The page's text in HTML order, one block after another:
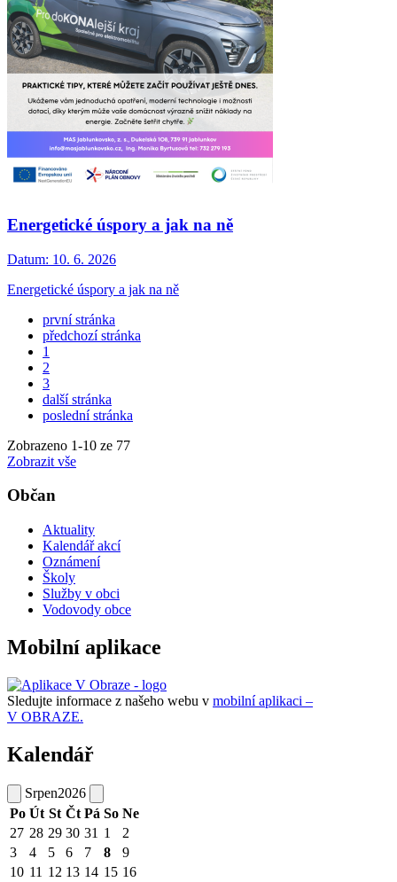
Energetické úspory a jak na ně
Datum: 10. 6. 2026
Energetické úspory a jak na ně
první stránka
předchozí stránka
1
2
3
další stránka
poslední stránka
Zobrazeno 1-10 ze 77
Zobrazit vše
Občan
Aktuality
Kalendář akcí
Oznámení
Školy
Služby v obci
Vodovody obce
Mobilní aplikace
Sledujte informace z našeho webu v mobilní aplikaci –
V OBRAZE.
Kalendář
Srpen2026
Po Út St Čt Pá So Ne
27 28 29 30 31 1
2
3
4 5 6 7 8
9
10 11 12 13 14 15 16